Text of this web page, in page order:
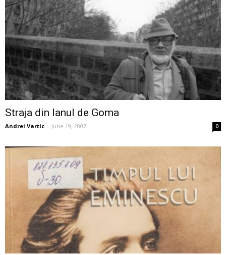
Straja din lanul de Goma
Andrei Vartic - June 19, 2007 0